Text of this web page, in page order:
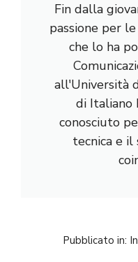
Fin dalla
passione per
che lo ha
all'Università
di Italiano
conosciuto
tecnica e
Pubblicato in: